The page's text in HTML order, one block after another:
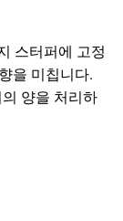
스터퍼에 고정
을 미칩니다.
양을 처리하